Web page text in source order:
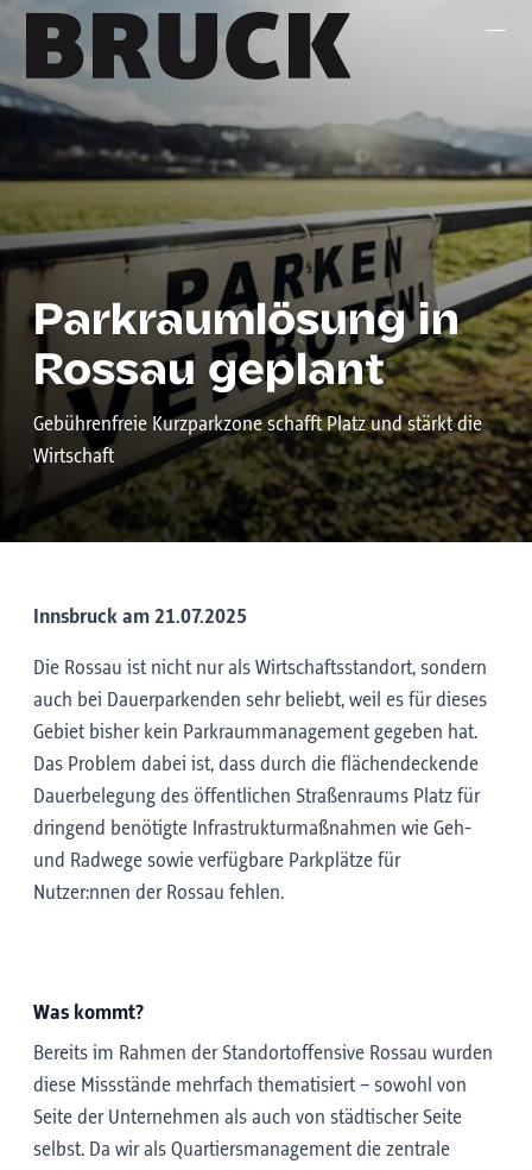
+43 (0) 512 / 56 15 00
Mo. – Fr.: 9:00 – 17:00 Uhr
Parkraumlösung in
Rossau geplant
Gebührenfreie Kurzparkzone schafft Platz und stärkt die
Wirtschaft
Innsbruck am 21.07.2025
Die Rossau ist nicht nur als Wirtschaftsstandort, sondern
auch bei Dauerparkenden sehr beliebt, weil es für dieses
Gebiet bisher kein Parkraummanagement gegeben hat.
Das Problem dabei ist, dass durch die flächendeckende
Dauerbelegung des öffentlichen Straßenraums Platz für
dringend benötigte Infrastrukturmaßnahmen wie Geh-
und Radwege sowie verfügbare Parkplätze für
Nutzer:nnen der Rossau fehlen.
Was kommt?
Bereits im Rahmen der Standortoffensive Rossau wurden
diese Missstände mehrfach thematisiert – sowohl von
Seite der Unternehmen als auch von städtischer Seite
selbst. Da wir als Quartiersmanagement die zentrale